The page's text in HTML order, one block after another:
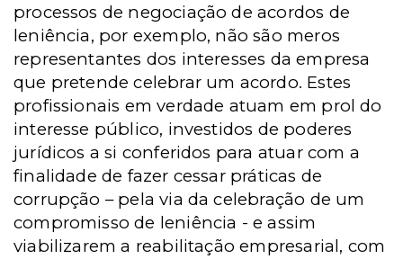
processos de negociação de acordos de
leniência, por exemplo, não são meros
representantes dos interesses da empresa
que pretende celebrar um acordo. Estes
profissionais em verdade atuam em prol do
interesse público, investidos de poderes
jurídicos a si conferidos para atuar com a
finalidade de fazer cessar práticas de
corrupção – pela via da celebração de um
compromisso de leniência - e assim
viabilizarem a reabilitação empresarial, com